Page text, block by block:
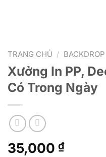
TRANG CHỦ / BACKDROP
Xưởng In PP,
Có Trong Ngày
35,000 ₫